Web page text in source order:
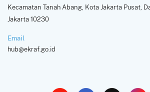
Kecamatan Tanah Abang, Kota Jakarta Pusat,
Jakarta 10230
Email
hub@ekraf.go.id